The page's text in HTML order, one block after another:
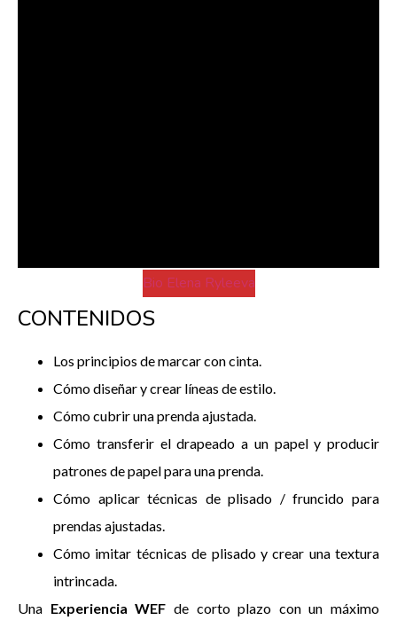
Bio Elena Ryleeva
CONTENIDOS
Los principios de marcar con cinta.
Cómo diseñar y crear líneas de estilo.
Cómo cubrir una prenda ajustada.
Cómo transferir el drapeado a un papel y producir
patrones de papel para una prenda.
Cómo aplicar técnicas de plisado / fruncido para
prendas ajustadas.
Cómo imitar técnicas de plisado y crear una textura
intrincada.
Una Experiencia WEF de corto plazo con un máximo